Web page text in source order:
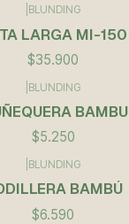
BLUNDING
LARGA MI-150
$35.900
BLUNDING
BAMBU
$5.250
BLUNDING
BAMBÚ
$6.590